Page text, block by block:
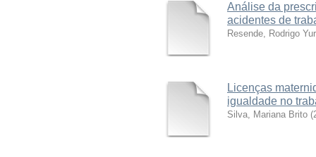
Análise da
acidentes de
Resende, Rodrigo
Licenças
igualdade no
Silva, Mariana Brito (